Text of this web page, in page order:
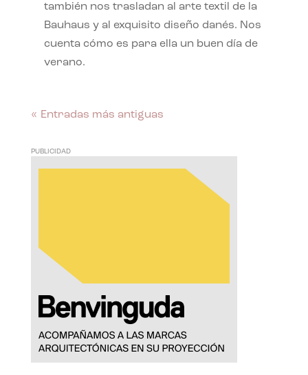
también nos trasladan al arte textil de la
Bauhaus y al exquisito diseño danés. Nos
cuenta cómo es para ella un buen día de
verano.
« Entradas más antiguas
PUBLICIDAD